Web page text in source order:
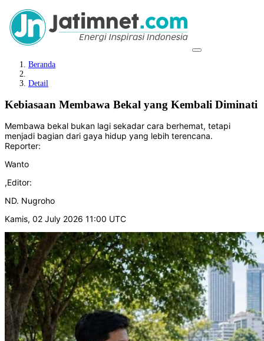
Beranda
Detail
Kebiasaan Membawa Bekal yang Kembali Diminati
Membawa bekal bukan lagi sekadar cara berhemat, tetapi
menjadi bagian dari gaya hidup yang lebih terencana.
Reporter:
Wanto
,Editor:
ND. Nugroho
Kamis, 02 July 2026 11:00 UTC